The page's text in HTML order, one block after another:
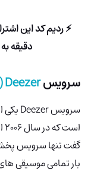
دقیقه
سرویسDeezer (دیزر)
سرویس Deezer یکی از سرویس های با سابقه ی
گفت تنها سرویس